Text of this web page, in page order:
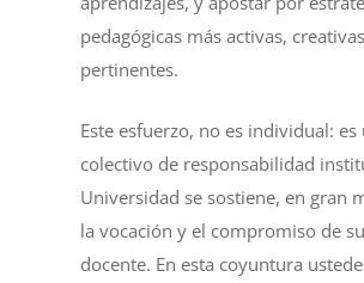
pedagógicas más activas,
pertinentes.
Este esfuerzo, no es individual: es
colectivo de responsabilidad
Universidad se sostiene, en gran
la vocación y el compromiso de
docente. En esta coyuntura